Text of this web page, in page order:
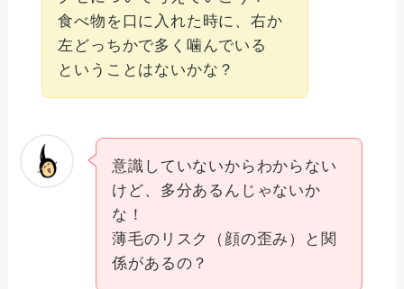
食べ物を口に入れた時に、右か
左どっちかで多く噛んでいる
ということはないかな？
意識していないからわからない
けど、多分あるんじゃないか
な！
薄毛のリスク（顔の歪み）と関
係があるの？